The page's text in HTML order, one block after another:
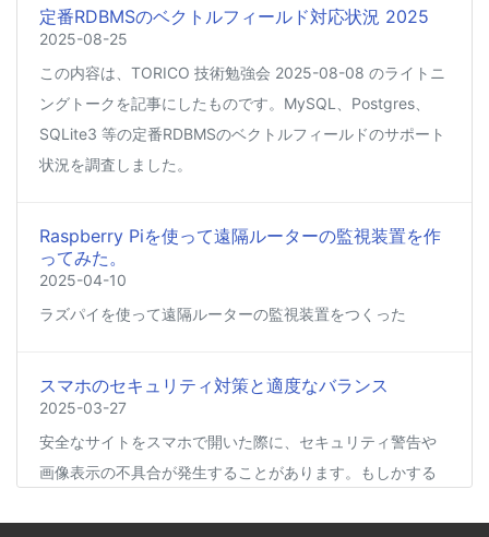
定番RDBMSのベクトルフィールド対応状況 2025
2025-08-25
この内容は、TORICO 技術勉強会 2025-08-08 のライトニ
ングトークを記事にしたものです。MySQL、Postgres、
SQLite3 等の定番RDBMSのベクトルフィールドのサポート
状況を調査しました。
Raspberry Piを使って遠隔ルーターの監視装置を作
ってみた。
2025-04-10
ラズパイを使って遠隔ルーターの監視装置をつくった
スマホのセキュリティ対策と適度なバランス
2025-03-27
安全なサイトをスマホで開いた際に、セキュリティ警告や
画像表示の不具合が発生することがあります。もしかする